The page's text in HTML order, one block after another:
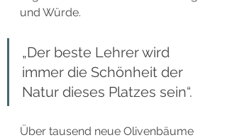
und Würde.
„Der beste Lehrer wird
immer die Schönheit der
Natur dieses Platzes sein“.
Über tausend neue Olivenbäume